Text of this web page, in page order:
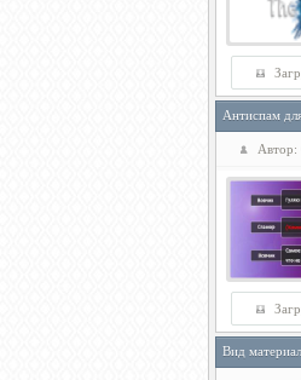
Антиспам
Автор:
Вид